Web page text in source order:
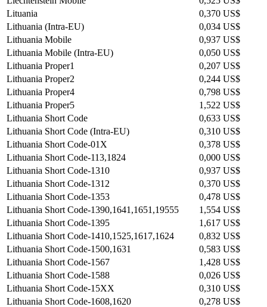
Lituania
0,370 US$
Lithuania (Intra-EU)
0,034 US$
Lithuania Mobile
0,937 US$
Lithuania Mobile (Intra-EU)
0,050 US$
Lithuania Proper1
0,207 US$
Lithuania Proper2
0,244 US$
Lithuania Proper4
0,798 US$
Lithuania Proper5
1,522 US$
Lithuania Short Code
0,633 US$
Lithuania Short Code (Intra-EU)
0,310 US$
Lithuania Short Code-01X
0,378 US$
Lithuania Short Code-113,1824
0,000 US$
Lithuania Short Code-1310
0,937 US$
Lithuania Short Code-1312
0,370 US$
Lithuania Short Code-1353
0,478 US$
Lithuania Short Code-1390,1641,1651,19555
1,554 US$
Lithuania Short Code-1395
1,617 US$
Lithuania Short Code-1410,1525,1617,1624
0,832 US$
Lithuania Short Code-1500,1631
0,583 US$
Lithuania Short Code-1567
1,428 US$
Lithuania Short Code-1588
0,026 US$
Lithuania Short Code-15XX
0,310 US$
Lithuania Short Code-1608,1620
0,278 US$